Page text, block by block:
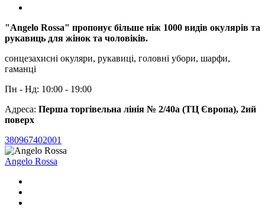
"Angelo Rossa" пропонує більше ніж 1000 видів окулярів та
рукавиць для жінок та чоловіків.
сонцезахисні окуляри, рукавиці, головні убори, шарфи,
гаманці
Пн - Нд: 10:00 - 19:00
Адреса: Перша торгівельна лінія № 2/40а (ТЦ Європа), 2ий
поверх
380967402001
Angelo Rossa